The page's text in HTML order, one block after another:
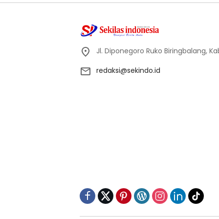
Jl. Diponegoro Ruko Biringbalang,
redaksi@sekindo.id